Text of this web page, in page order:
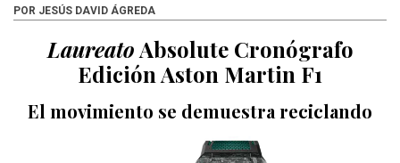
POR JESÚS DAVID ÁGREDA
LaureatoAbsolute Cronógrafo
Edición Aston Martin F1
El movimiento se demuestra reciclando